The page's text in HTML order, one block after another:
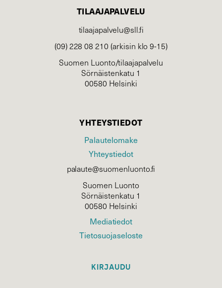
TILAAJAPALVELU
tilaajapalvelu@sll.fi
(09) 228 08 210 (arkisin klo 9-15)
Suomen Luonto/tilaajapalvelu
Sörnäistenkatu 1
00580 Helsinki
YHTEYSTIEDOT
Palautelomake
Yhteystiedot
palaute@suomenluonto.fi
Suomen Luonto
Sörnäistenkatu 1
00580 Helsinki
Mediatiedot
Tietosuojaseloste
KIRJAUDU